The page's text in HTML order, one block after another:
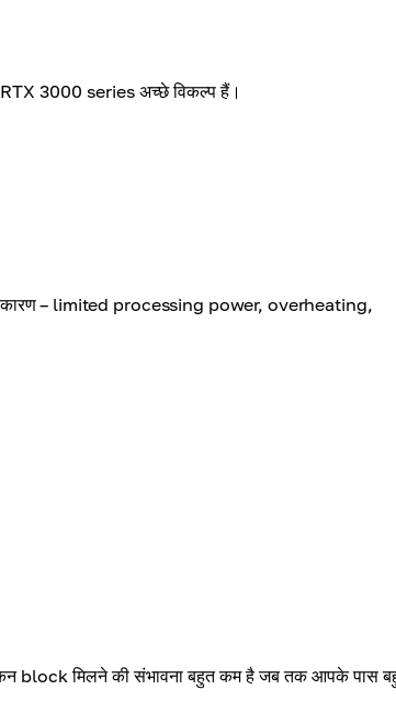
3000 series अच्छे विकल्प हैं।
कारण – limited processing power, overheating,
block मिलने की संभावना बहुत कम है जब तक आपके पास